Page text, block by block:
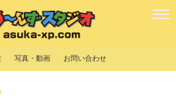
写真・動画 お問い合わせ